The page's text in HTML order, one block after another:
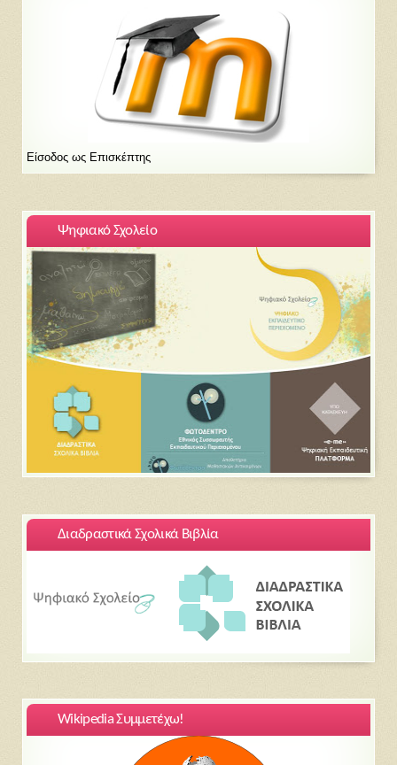
Είσοδος ως Επισκέπτης
Ψηφιακό Σχολείο
Διαδραστικά Σχολικά Βιβλία
Wikipedia Συμμετέχω!